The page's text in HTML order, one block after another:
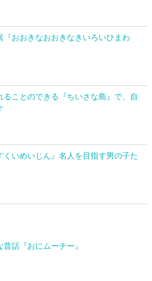
『おおきなおおきなきいろいひまわ
ることのできる『ちいさな島』で、自
くいめいじん』名人を目指す男の子た
昔話『おにムーチー』